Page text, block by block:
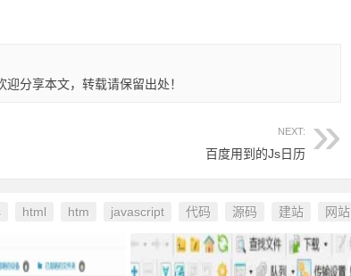
迎分享本文，转载请保留出处！
NEXT:
百度用到的Js日历
html htm javascript 代码 源码 建站 网站